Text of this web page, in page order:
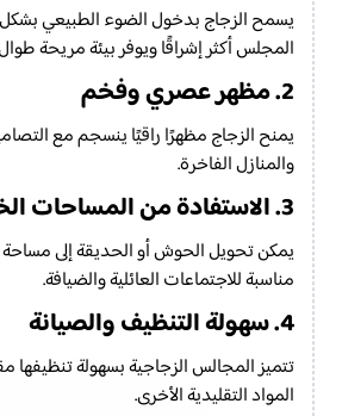
يسمح الزجاج بدخول الضوء الطبيعي
المجلس أكثر إشراقًا ويوفر بيئة مريحة
2. مظهر عصري وفخم
يمنح الزجاج مظهرًا راقيًا ينسجم مع
والمنازل الفاخرة.
3. الاستفادة من المساحات الخارجية
يمكن تحويل الحوش أو الحديقة إلى
مناسبة للاجتماعات العائلية والضيافة.
4. سهولة التنظيف والصيانة
تتميز المجالس الزجاجية بسهولة تنظيفها
المواد التقليدية الأخرى.